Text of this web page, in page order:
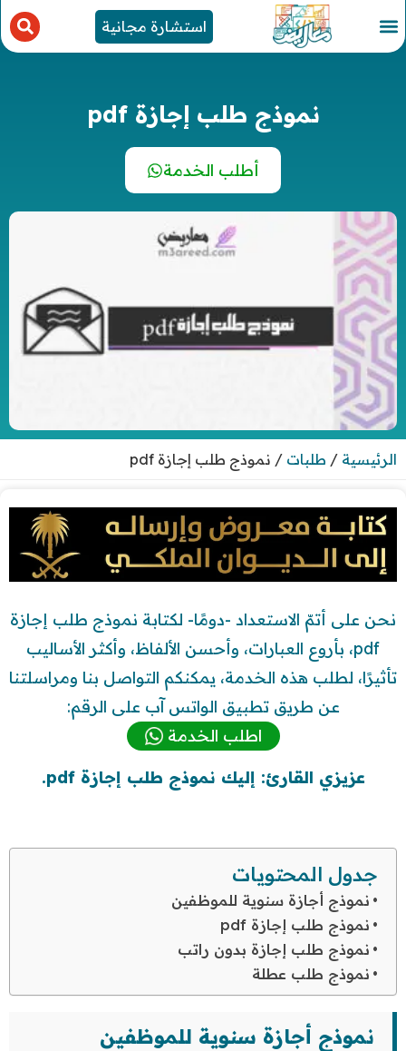
استشارة مجانية
نموذج طلب إجازة pdf
أطلب الخدمة
الرئيسية / طلبات / نموذج طلب إجازة pdf
نحن على أتمّ الاستعداد -دومًا- لكتابة نموذج طلب إجازة
pdf، بأروع العبارات، وأحسن الألفاظ، وأكثر الأساليب
تأثيرًا، لطلب هذه الخدمة، يمكنكم التواصل بنا ومراسلتنا
عن طريق تطبيق الواتس آب على الرقم:
اطلب الخدمة
عزيزي القارئ: إليك نموذج طلب إجازة pdf.
جدول المحتويات
نموذج أجازة سنوية للموظفين
نموذج طلب إجازة pdf
نموذج طلب إجازة بدون راتب
نموذج طلب عطلة
نموذج أجازة سنوية للموظفين